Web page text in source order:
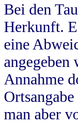
Bei den
Herkunft.
eine
Annahme
man aber